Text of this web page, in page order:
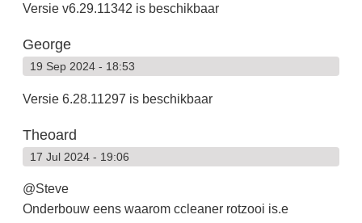
Versie v6.29.11342 is beschikbaar
George
19 Sep 2024 - 18:53
Versie 6.28.11297 is beschikbaar
Theoard
17 Jul 2024 - 19:06
@Steve
Onderbouw eens waarom ccleaner rotzooi is.e